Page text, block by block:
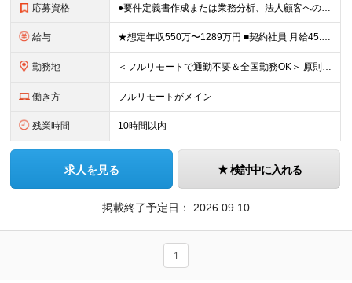
応募資格 ●要件定義書作成または業務分析、法人顧客への提案・折衝の実務経験がある方 ●学歴不問 ≪契約社員のみ≫ ■契約の更新 有（半年ごと） ※入社半年後に実務習得の確認テストを実施し、 合格することが更
給与 ★想定年収550万〜1289万円 ■契約社員 月給45.8万〜71.6万円 ★想定年収688万〜1611万円 ■正社員 月給57.3万〜89.5万円 ※給与は経験・スキルを考慮の上、決定します。
勤務地 ＜フルリモートで通勤不要＆全国勤務OK＞ 原則フルリモート勤務となりますので、全国からのご応募をお待ちしています。 (変更の範囲)上記を除く当社関連勤務地
働き方 フルリモートがメイン
残業時間 10時間以内
求人を見る 検討中に入れる
掲載終了予定日： 2026.09.10
1